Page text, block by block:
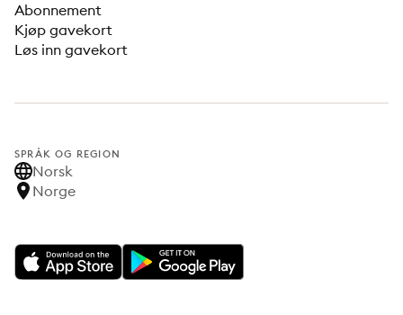
Abonnement
Kjøp gavekort
Løs inn gavekort
SPRÅK OG REGION
Norsk
Norge